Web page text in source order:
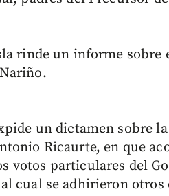
rinde un informe sobre
un dictamen sobre
Ricaurte, en que
votos particulares del
cual se adhirieron otros